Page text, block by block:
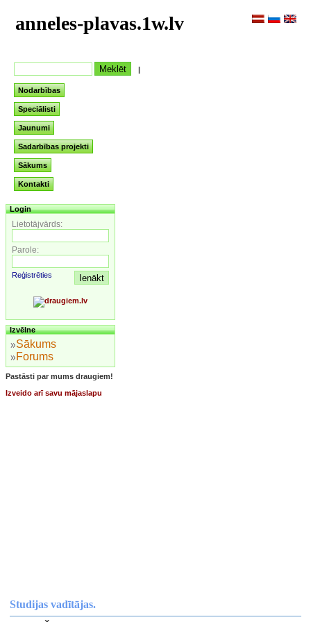
anneles-plavas.1w.lv
|
Nodarbības
Speciālisti
Jaunumi
Sadarbības projekti
Sākums
Kontakti
Login
Lietotājvārds:
Parole:
Reģistrēties
Izvēlne
Sākums
Forums
Pastāsti par mums draugiem!
Izveido arī savu mājaslapu
Studijas vadītājas.